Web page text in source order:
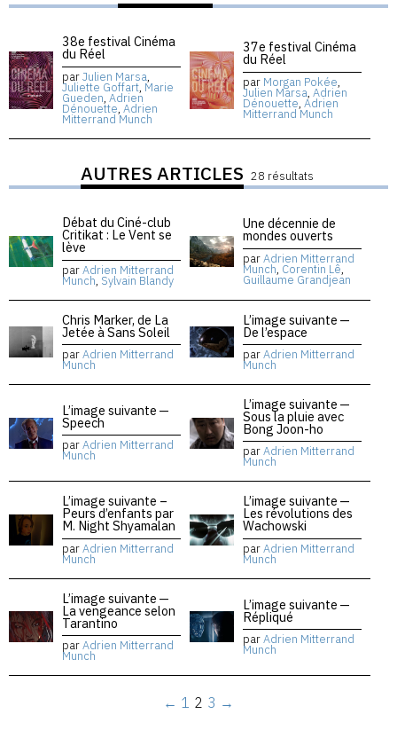
38e festival Cinéma
du Réel
parJulien Marsa,
Juliette Goffart, Marie
Gueden, Adrien
Dénouette, Adrien
Mitterrand Munch
37e festival Cinéma
du Réel
par Morgan Pokée,
Julien Marsa, Adrien
Dénouette, Adrien
Mitterrand Munch
AUTRES ARTICLES 28 résultats
Débat du Ciné-club
Critikat : Le Vent se
lève
parAdrien Mitterrand
Munch, Sylvain Blandy
Une décennie de
mondes ouverts
parAdrien Mitterrand
Munch, Corentin Lê,
Guillaume Grandjean
Chris Marker, de La
Jetée à Sans Soleil
parAdrien Mitterrand
Munch
L’image suivante —
De l’espace
parAdrien Mitterrand
Munch
L’image suivante —
Speech
parAdrien Mitterrand
Munch
L’image suivante —
Sous la pluie avec
Bong Joon-ho
parAdrien Mitterrand
Munch
L’image suivante –
Peurs d’enfants par
M. Night Shyamalan
parAdrien Mitterrand
Munch
L’image suivante —
Les révolutions des
Wachowski
parAdrien Mitterrand
Munch
L’image suivante —
La vengeance selon
Tarantino
parAdrien Mitterrand
Munch
L’image suivante —
Répliqué
parAdrien Mitterrand
Munch
← 1 2 3 →